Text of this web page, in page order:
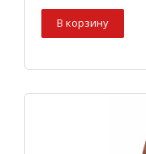
В корзину